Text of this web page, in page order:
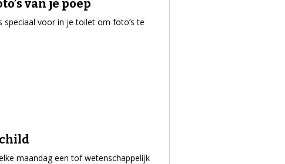
van je poep
speciaal voor in je toilet om foto’s te
maandag een tof wetenschappelijk